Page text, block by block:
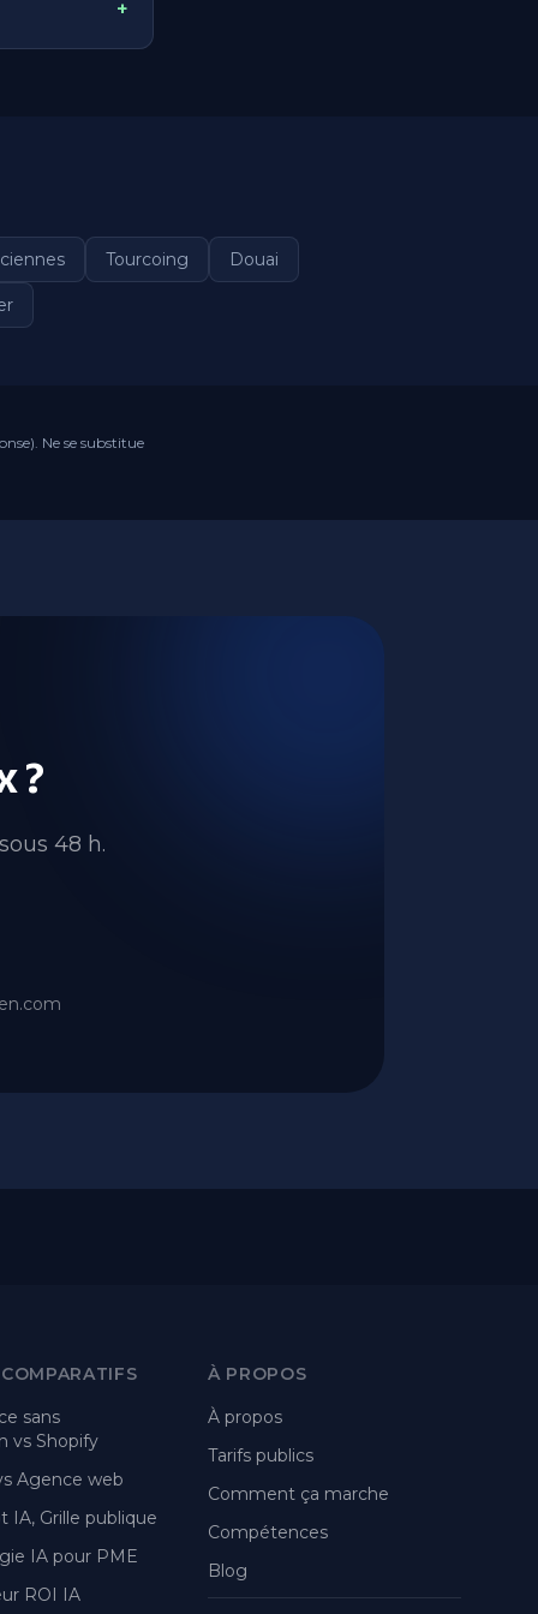
+
Tourcoing Douai
Ne se substitue
?
48 h.
sans
vs Shopify
Agence web
IA, Grille publique
IA pour PME
ROI IA
À PROPOS
À propos
Tarifs publics
Comment ça marche
Compétences
Blog